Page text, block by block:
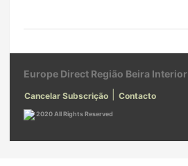
Europe Direct Região Beira Interior
Cancelar Subscrição Contacto
2020 All Rights Reserved